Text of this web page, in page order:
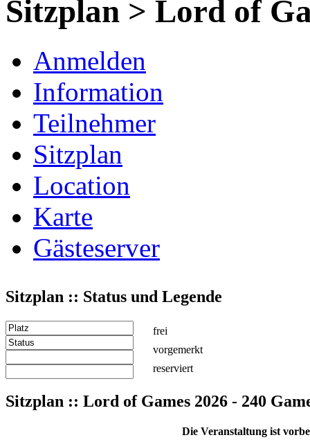
Sitzplan > Lord of
Anmelden
Information
Teilnehmer
Sitzplan
Location
Karte
Gästeserver
Sitzplan :: Status und Legende
frei
vorgemerkt
reserviert
Sitzplan :: Lord of Games 2026 - 240
Die Veranstaltung ist